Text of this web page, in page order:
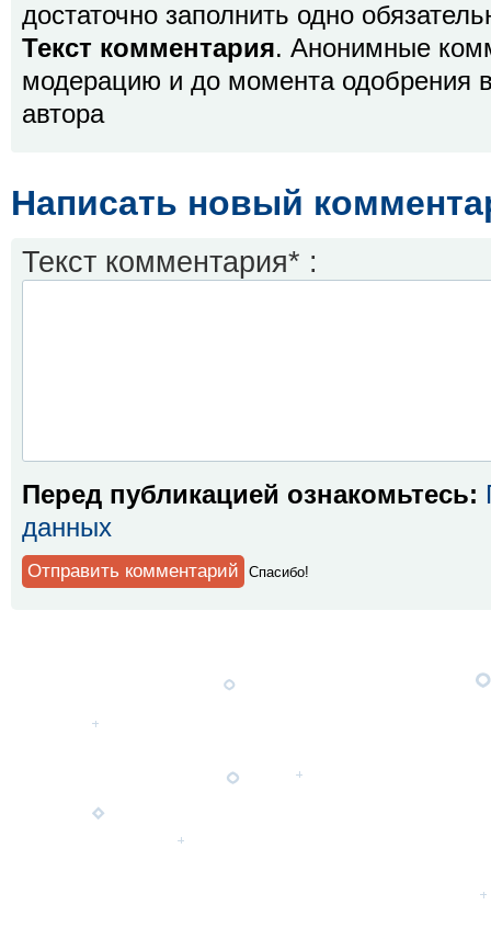
достаточно заполнить одно
Текст комментария. Анонимные
модерацию и до момента одобрения
автора
Написать новый
Текст комментария* :
Перед публикацией ознакомьтесь:
данных
Спaсибо!